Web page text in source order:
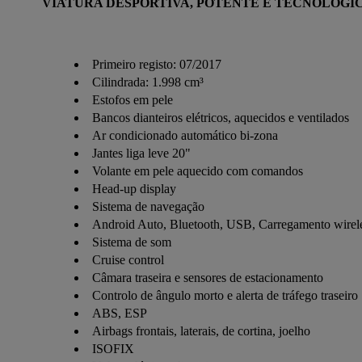
VIATURA DESPORTIVA, POTENTE E
Primeiro registo: 07/2017
Cilindrada: 1.998 cm³
Estofos em pele
Bancos dianteiros elétricos, aquecidos e ventilados
Ar condicionado automático bi-zona
Jantes liga leve 20"
Volante em pele aquecido com comandos
Head-up display
Sistema de navegação
Android Auto, Bluetooth, USB, Carregamento
Sistema de som
Cruise control
Câmara traseira e sensores de estacionamento
Controlo de ângulo morto e alerta de tráfego traseiro
ABS, ESP
Airbags frontais, laterais, de cortina, joelho
ISOFIX